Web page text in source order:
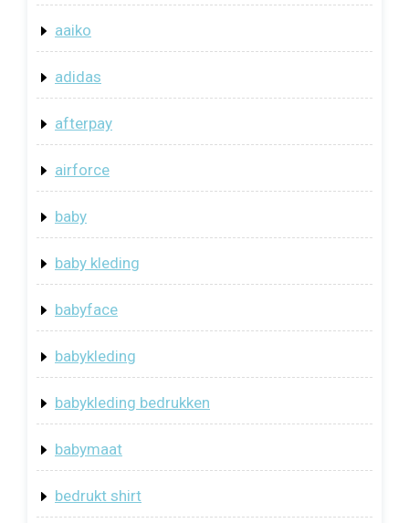
aaiko
adidas
afterpay
airforce
baby
baby kleding
babyface
babykleding
babykleding bedrukken
babymaat
bedrukt shirt